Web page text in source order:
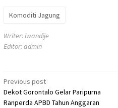
Komoditi Jagung
Writer: iwandije
Editor: admin
Post
navigation
Previous post
Dekot Gorontalo Gelar Paripurna
Ranperda APBD Tahun Anggaran